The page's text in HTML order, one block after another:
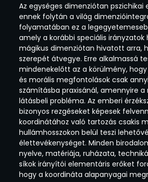
Az egységes dimenziótan pszichikai
ennek folytán a világ
folyamatában ez a
amely a korábbi speciális irányzatok
mágikus dimenziótan hivatott arra,
szerepét átvegye. Erre alkalmassá
mindenekelőtt az a körülmény,
és morális megfontolások csak
számításba praxisánál, amennyire a
látásbeli probléma. Az emberi
bizonyos rezgéseket képesek
koordinátához való tartozás csakis
hullámhosszokon belül teszi
élettevékenységet. Minden
nyelve, matériája, ruházata,
síkok irányítói elementáris erőket
hogy a koordináta alapanyagai